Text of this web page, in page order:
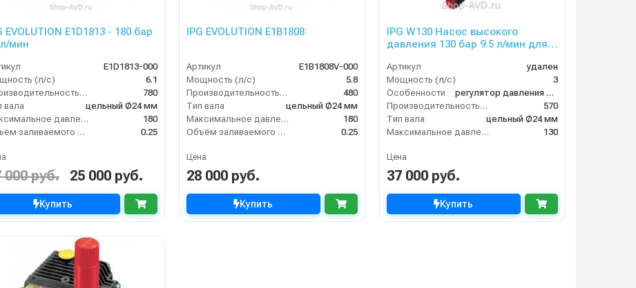
EVOLUTION E1D1813 - 180 бар
мин
E1D1813-000
(л/с)
6.1
Производительность (л/ч)
780
вала
цельный Ø24 мм
Максимальное давление воды (бар)
180
Объём заливаемого масла (л)
0.25
000 руб. 25 000 руб.
Купить
IPG EVOLUTION E1B1808
Артикул
E1B1808V-000
Мощность (л/с)
5.8
Производительность (л/ч)
480
Тип вала
цельный Ø24 мм
Максимальное давление воды (бар)
180
Объём заливаемого масла (л)
0.25
Цена
28 000 руб.
Купить
IPG W130 Насос высокого
давления 130 бар 9.5 л/мин для
Артикул
удален
Мощность (л/с)
3
Особенности
регулятор давления в комплекте
Производительность (л/ч)
570
Тип вала
цельный Ø24 мм
Максимальное давление воды (бар)
130
Цена
37 000 руб.
Купить